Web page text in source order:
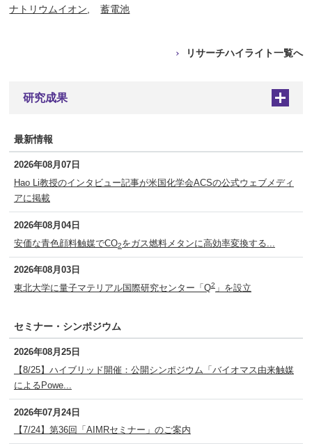
ナトリウムイオン
蓄電池
リサーチハイライト一覧へ
研究成果 +
最新情報
2026年08月07日
Hao Li教授のインタビュー記事が米国化学会ACSの公式ウェブメディ
アに掲載
2026年08月04日
安価な青色顔料触媒でCO2をガス燃料メタンに高効率変換する...
2026年08月03日
東北大学に量子マテリアル国際研究センター「Q2」を設立
セミナー・シンポジウム
2026年08月25日
【8/25】ハイブリッド開催：公開シンポジウム「バイオマス由来触媒
によるPowe...
2026年07月24日
【7/24】第36回「AIMRセミナー」のご案内